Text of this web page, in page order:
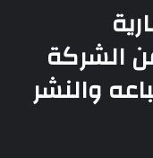
الشركة
والنشر